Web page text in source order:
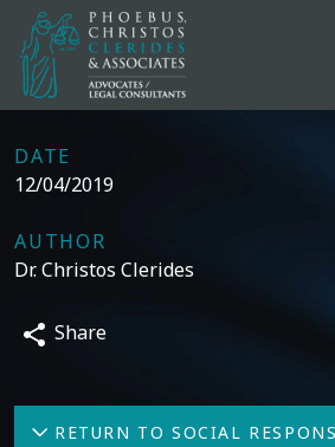
DATE
12/04/2019
AUTHOR
Dr. Christos Clerides
Share
RETURN TO SOCIAL